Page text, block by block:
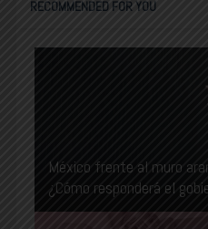
RECOMMENDED FOR YOU
México frente al muro
¿Cómo responderá el